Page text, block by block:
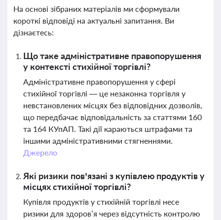
На основі зібраних матеріалів ми сформували
короткі відповіді на актуальні запитання. Ви
дізнаєтесь:
Що таке адміністративне правопорушення
у контексті стихійної торгівлі?
Адміністративне правопорушення у сфері
стихійної торгівлі — це незаконна торгівля у
невстановлених місцях без відповідних дозволів,
що передбачає відповідальність за статтями 160
та 164 КУпАП. Такі дії караються штрафами та
іншими адміністративними стягненнями.
Джерело
Які ризики пов’язані з купівлею продуктів у
місцях стихійної торгівлі?
Купівля продуктів у стихійній торгівлі несе
ризики для здоров’я через відсутність контролю